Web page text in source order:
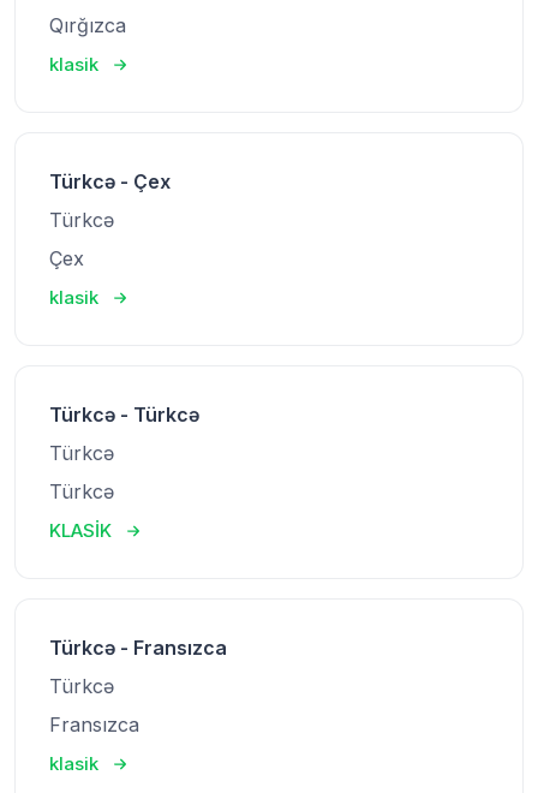
Qırğızca
klasik
Türkcə - Çex
Türkcə
Çex
klasik
Türkcə - Türkcə
Türkcə
Türkcə
KLASİK
Türkcə - Fransızca
Türkcə
Fransızca
klasik